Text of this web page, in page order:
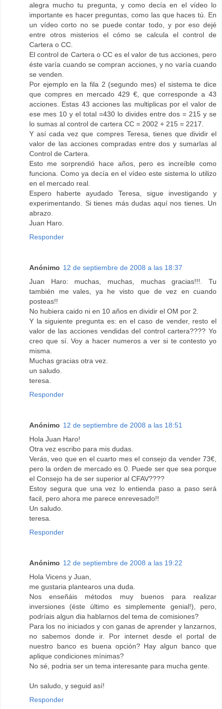
alegra mucho tu pregunta, y como decía en el vídeo lo
importante es hacer preguntas, como las que haces tú. En
un vídeo corto no se puede contar todo, y por eso dejé
entre otros misterios el cómo se calcula el control de
Cartera o CC.
El control de Cartera o CC es el valor de tus acciones, pero
éste varía cuando se compran acciones, y no varía cuando
se venden.
Por ejemplo en la fila 2 (segundo mes) el sistema te dice
que compres en mercado 429 €, que corresponde a 43
acciones. Estas 43 acciones las multiplicas por el valor de
ese mes 10 y el total =430 lo divides entre dos = 215 y se
lo sumas al control de cartera CC = 2002 + 215 = 2217.
Y así cada vez que compres Teresa, tienes que dividir el
valor de las acciones compradas entre dos y sumarlas al
Control de Cartera.
Esto me sorprendió hace años, pero es increíble como
funciona. Como ya decía en el vídeo este sistema lo utilizo
en el mercado real.
Espero haberte ayudado Teresa, sigue investigando y
experimentando. Si tienes más dudas aquí nos tienes. Un
abrazo.
Juan Haro.
Responder
Anónimo 12 de septiembre de 2008 a las 18:37
Juan Haro: muchas, muchas, muchas gracias!!!. Tu
también me vales, ya he visto que de vez en cuando
posteas!!
No hubiera caido ni en 10 años en dividir el OM por 2.
Y la siguiente pregunta es: en el caso de vender, resto el
valor de las acciones vendidas del control cartera???? Yo
creo que sí. Voy a hacer numeros a ver si te contesto yo
misma.
Muchas gracias otra vez.
un saludo.
teresa.
Responder
Anónimo 12 de septiembre de 2008 a las 18:51
Hola Juan Haro!
Otra vez escribo para mis dudas.
Verás, veo que en el cuarto mes el consejo da vender 73€,
pero la orden de mercado es 0. Puede ser que sea porque
el Consejo ha de ser superior al CFAV????
Estoy segura que una vez lo entienda paso a paso será
facil, pero ahora me parece enrevesado!!
Un saludo.
teresa.
Responder
Anónimo 12 de septiembre de 2008 a las 19:22
Hola Vicens y Juan,
me gustaria plantearos una duda.
Nos enseñáis métodos muy buenos para realizar
inversiones (éste último es simplemente genial!), pero,
podríais algun dia hablarnos del tema de comisiones?
Para los no iniciados y con ganas de aprender y lanzarnos,
no sabemos donde ir. Por internet desde el portal de
nuestro banco es buena opción? Hay algun banco que
aplique condiciones mínimas?
No sé, podria ser un tema interesante para mucha gente.
Un saludo, y seguid así!
Responder